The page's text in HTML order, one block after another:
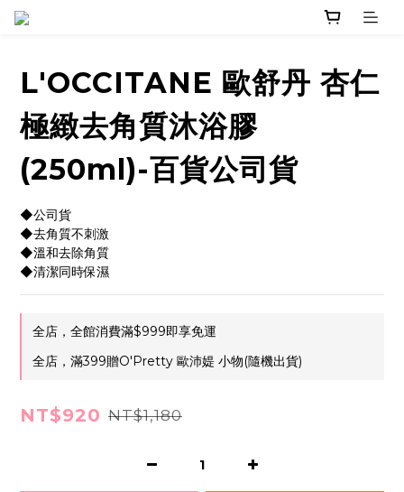
L'OCCITANE 歐舒丹 杏仁
極緻去角質沐浴膠
(250ml)-百貨公司貨
◆公司貨
◆去角質不刺激
◆溫和去除角質
◆清潔同時保濕
全店，全館消費滿$999即享免運
全店，滿399贈O'Pretty 歐沛媞 小物(隨機出貨)
NT$920 NT$1,180